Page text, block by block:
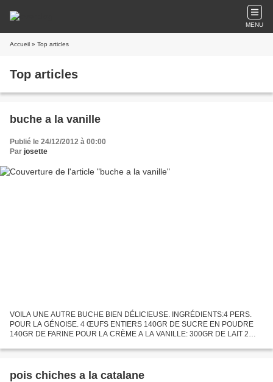
MENU
Accueil » Top articles
Top articles
buche a la vanille
Publié le 24/12/2012 à 00:00
Par josette
VOILA UNE AUTRE BUCHE BIEN DÉLICIEUSE. INGRÉDIENTS:4 PERS.
POUR LA GÉNOISE. 4 ŒUFS ENTIERS 140GR DE SUCRE EN POUDRE
140GR DE FARINE POUR LA CRÈME A LA VANILLE: 300GR DE LAIT 2
VANILLE. PRÉPARATION:...
pois chiches a la catalane